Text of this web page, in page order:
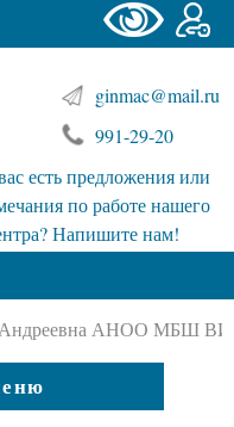
ginmac@mail.ru
991-29-20
есть предложения или
по работе нашего
Напишите нам!
Андреевна АНОО МБШ